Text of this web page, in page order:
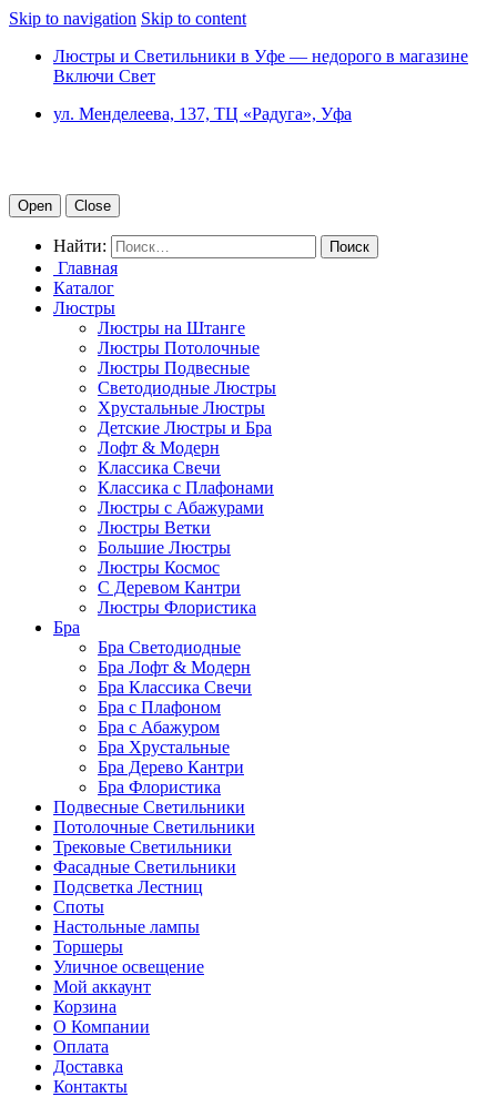
Skip to navigation Skip to content
Люстры и Светильники в Уфе — недорого в магазине
Включи Свет
ул. Менделеева, 137, ТЦ «Радуга», Уфа
Open Close
Найти:
Главная
Каталог
Люстры
Люстры на Штанге
Люстры Потолочные
Люстры Подвесные
Светодиодные Люстры
Хрустальные Люстры
Детские Люстры и Бра
Лофт & Модерн
Классика Свечи
Классика с Плафонами
Люстры с Абажурами
Люстры Ветки
Большие Люстры
Люстры Космос
С Деревом Кантри
Люстры Флористика
Бра
Бра Светодиодные
Бра Лофт & Модерн
Бра Классика Свечи
Бра с Плафоном
Бра с Абажуром
Бра Хрустальные
Бра Дерево Кантри
Бра Флористика
Подвесные Светильники
Потолочные Светильники
Трековые Светильники
Фасадные Светильники
Подсветка Лестниц
Споты
Настольные лампы
Торшеры
Уличное освещение
Мой аккаунт
Корзина
О Компании
Оплата
Доставка
Контакты